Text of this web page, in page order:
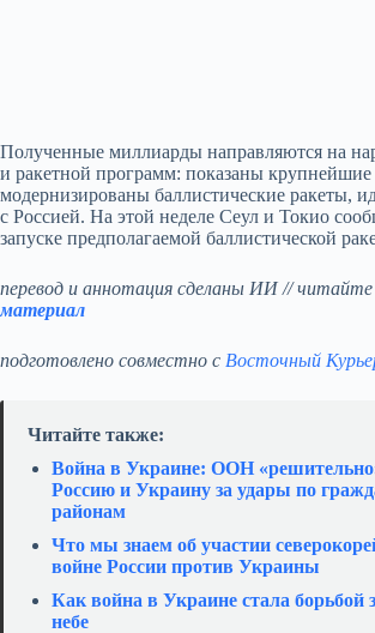
Полученные миллиарды направляются на
и ракетной программ: показаны
модернизированы баллистические ракеты,
с Россией. На этой неделе Сеул и Токио
запуске предполагаемой баллистической
перевод и аннотация сделаны ИИ // читайте
материал
подготовлено совместно с Восточный
Читайте также:
Война в Украине: ООН
Россию и Украину за удары по
районам
Что мы знаем об участии
войне России против Украины
Как война в Украине стала борьбой
небе